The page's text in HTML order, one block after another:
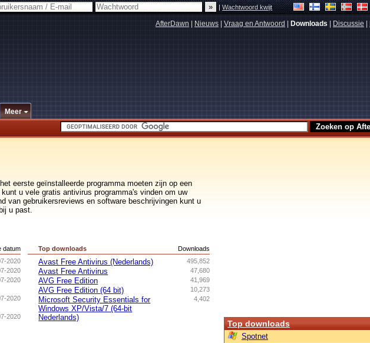
|Wachtwoord kwijt
AfterDawn Nieuws Vraag en Antwoord Downloads Discussie
Meer
eerste geïnstalleerde programma moeten zijn op een
u vele gratis antivirus programma's vinden om uw
van gebruikersreviews en software beschrijvingen kunt u
u past.
datum
2020
2020
2020
2020
2020
Downloads
Top downloads
495,852
Avast Free Antivirus (Nederlands)
47,680
Avast Free Antivirus
41,969
AVG Free Edition
10,273
AVG Free Edition (64 bit)
4,402
Microsoft Security Essentials for
Windows XP/Vista/7 (64-bit
Nederlands)
Top downloads
Spotnet